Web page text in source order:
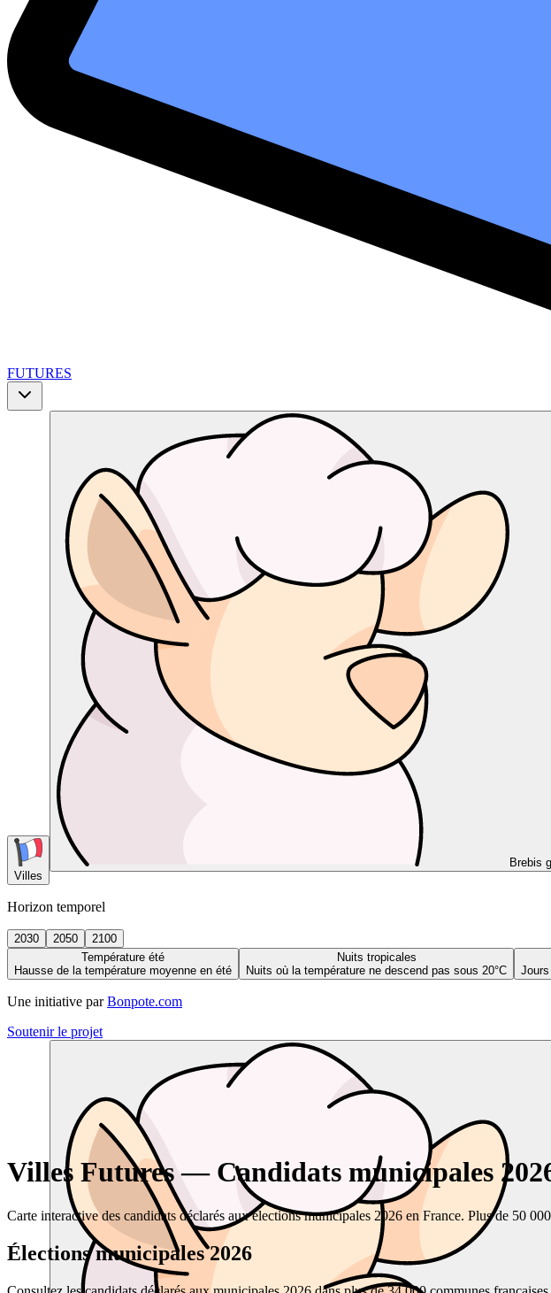
FUTURES
Villes
Brebis
Horizon temporel
2030 2050
2100
Température été
Hausse de la température moyenne en été
Nuits tropicales
Nuits où la température ne descend pas sous 20°C
Une initiative par Bonpote.com
Soutenir le projet
Villes Futures — Candidats municipales
Carte interactive des candidats déclarés aux élections municipales 2026 en France. Plus de 50
Élections municipales 2026